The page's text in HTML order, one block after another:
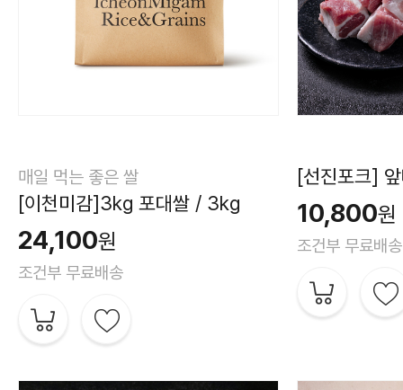
매일 먹는 좋은 쌀
[이천미감]3kg 포대쌀 / 3kg
24,100원
조건부 무료배송
[선진포크]
10,800원
조건부 무료배송